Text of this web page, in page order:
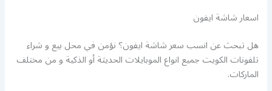
اسعار شاشة ايفون
هل تبحث عن انسب سعر شاشة ايفون؟ نؤمن في محل بيع و شراء
تلفونات الكويت جميع انواع الموبايلات الحديثة أو الذكية و من مختلف
الماركات.